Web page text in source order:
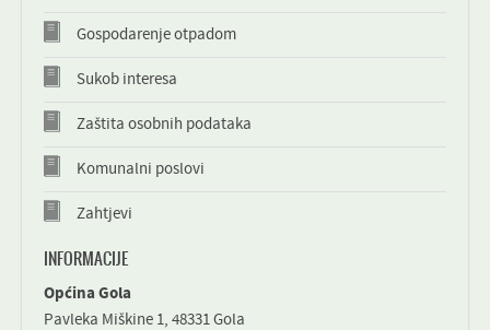
Gospodarenje otpadom
Sukob interesa
Zaštita osobnih podataka
Komunalni poslovi
Zahtjevi
INFORMACIJE
Općina Gola
Pavleka Miškine 1, 48331 Gola